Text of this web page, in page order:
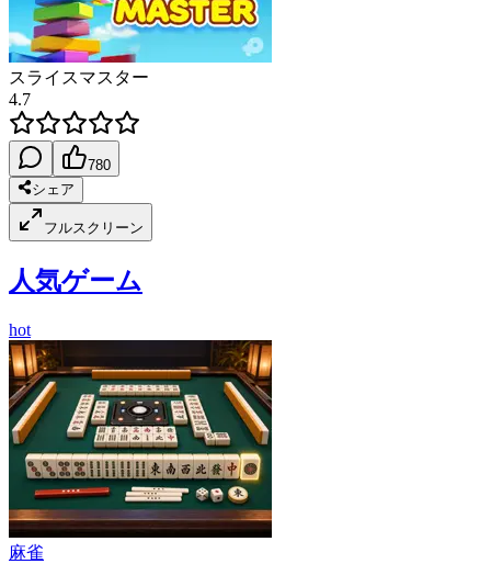
スライスマスター
4.7
780
シェア
フルスクリーン
人気ゲーム
hot
麻雀